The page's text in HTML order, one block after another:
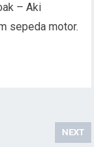
– Aki
sepeda motor.
NEXT